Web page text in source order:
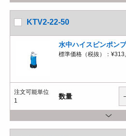
KTV2-22-50
水中ハイスピンポン
標準価格（税抜）：
注文可能単位
1
数量